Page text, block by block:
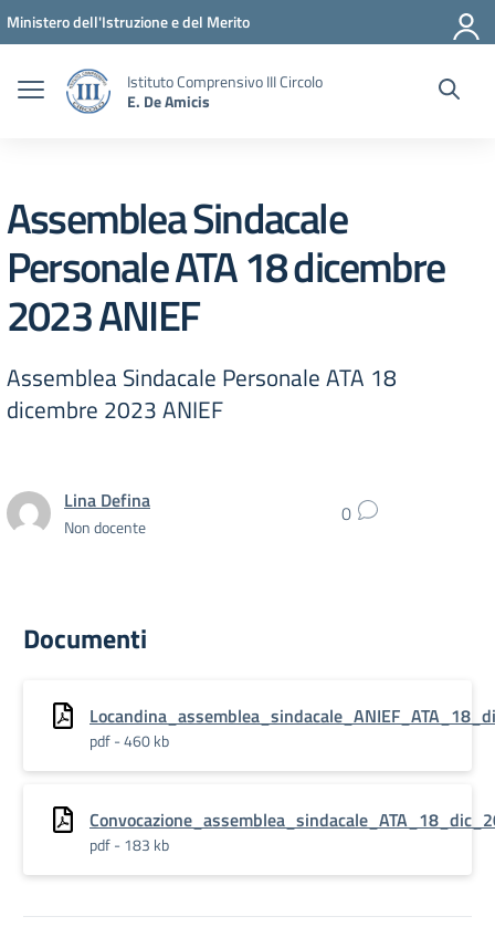
Vai ai contenuti
Vai al menu di navigazione
Vai al footer
Ministero dell'Istruzione e del Merito
Istituto Comprensivo III Circolo
E. De Amicis
Assemblea Sindacale
Personale ATA 18 dicembre
2023 ANIEF
Assemblea Sindacale Personale ATA 18
dicembre 2023 ANIEF
Lina Defina
Non docente 0
Documenti
pdf - 460 kb
pdf - 183 kb